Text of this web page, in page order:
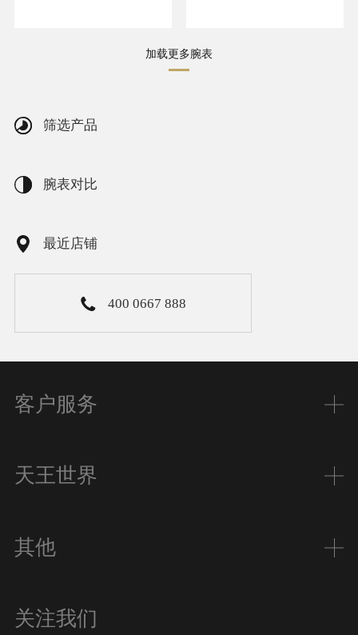
加载更多腕表
筛选产品
腕表对比
最近店铺
400 0667 888
客户服务
天王世界
其他
关注我们